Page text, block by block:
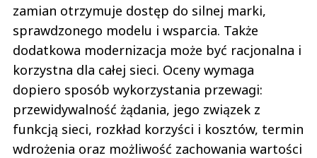
zamian otrzymuje dostęp do silnej marki,
sprawdzonego modelu i wsparcia. Także
dodatkowa modernizacja może być racjonalna i
korzystna dla całej sieci. Oceny wymaga
dopiero sposób wykorzystania przewagi:
przewidywalność żądania, jego związek z
funkcją sieci, rozkład korzyści i kosztów, termin
wdrożenia oraz możliwość zachowania wartości